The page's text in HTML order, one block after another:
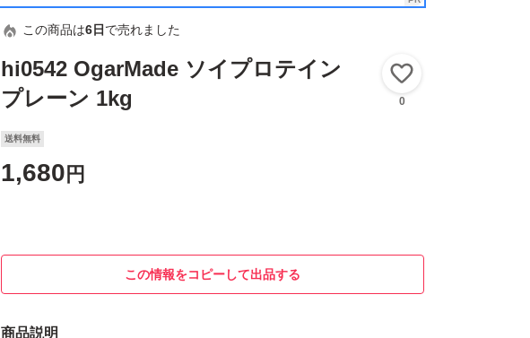
この商品は6日 で売れました
hi0542 OgarMade ソイプロテイン
プレーン 1kg
0
送料無料
1,680 円
この情報をコピーして出品する
商品説明